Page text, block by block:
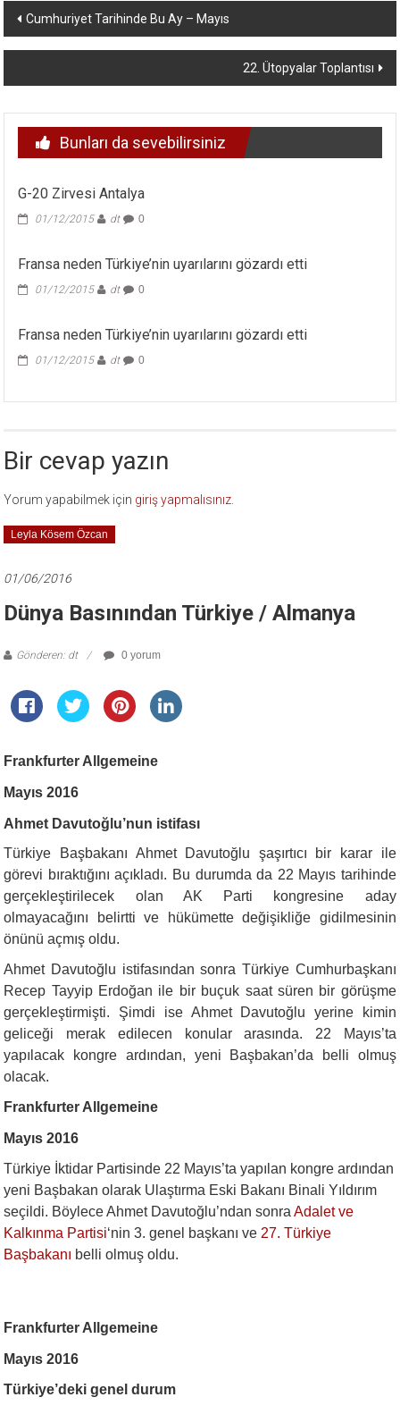
Yazı
dolaşımı
Cumhuriyet Tarihinde Bu Ay – Mayıs
22. Ütopyalar Toplantısı
Bunları da sevebilirsiniz
G-20 Zirvesi Antalya
01/12/2015 dt 0
Fransa neden Türkiye’nin uyarılarını gözardı etti
01/12/2015 dt 0
Fransa neden Türkiye’nin uyarılarını gözardı etti
01/12/2015 dt 0
Bir cevap yazın
Yorum yapabilmek için giriş yapmalısınız.
Leyla Kösem Özcan
01/06/2016
Dünya Basınından Türkiye / Almanya
Gönderen: dt 0 yorum
Frankfurter Allgemeine
Mayıs 2016
Ahmet Davutoğlu’nun istifası
Türkiye Başbakanı Ahmet Davutoğlu şaşırtıcı bir karar ile
görevi bıraktığını açıkladı. Bu durumda da 22 Mayıs tarihinde
gerçekleştirilecek olan AK Parti kongresine aday
olmayacağını belirtti ve hükümette değişikliğe gidilmesinin
önünü açmış oldu.
Ahmet Davutoğlu istifasından sonra Türkiye Cumhurbaşkanı
Recep Tayyip Erdoğan ile bir buçuk saat süren bir görüşme
gerçekleştirmişti. Şimdi ise Ahmet Davutoğlu yerine kimin
geliceği merak edilecen konular arasında. 22 Mayıs’ta
yapılacak kongre ardından, yeni Başbakan’da belli olmuş
olacak.
Frankfurter Allgemeine
Mayıs 2016
Türkiye İktidar Partisinde 22 Mayıs’ta yapılan kongre ardından
yeni Başbakan olarak Ulaştırma Eski Bakanı Binali Yıldırım
seçildi. Böylece Ahmet Davutoğlu’ndan sonraAdalet ve
Kalkınma Partisi‘nin 3. genel başkanı ve 27. Türkiye
Başbakanı belli olmuş oldu.
Frankfurter Allgemeine
Mayıs 2016
Türkiye’deki genel durum